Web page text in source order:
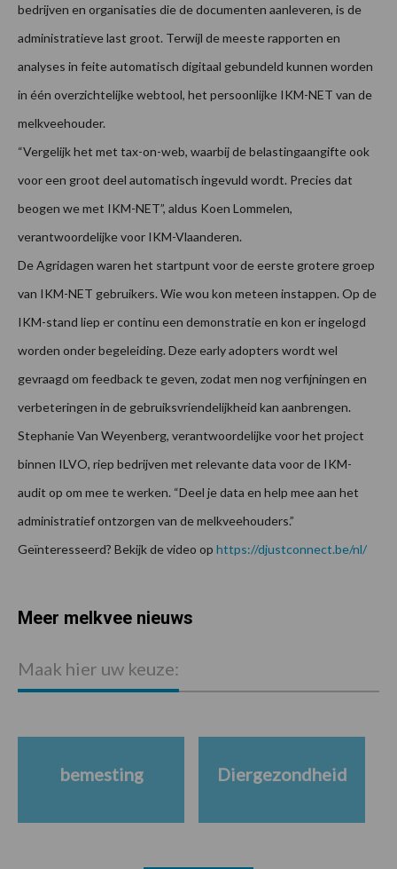
bedrijven en organisaties die de documenten aanleveren, is de
administratieve last groot. Terwijl de meeste rapporten en
analyses in feite automatisch digitaal gebundeld kunnen worden
in één overzichtelijke webtool, het persoonlijke IKM-NET van de
melkveehouder.
“Vergelijk het met tax-on-web, waarbij de belastingaangifte ook
voor een groot deel automatisch ingevuld wordt. Precies dat
beogen we met IKM-NET”, aldus Koen Lommelen,
verantwoordelijke voor IKM-Vlaanderen.
De Agridagen waren het startpunt voor de eerste grotere groep
van IKM-NET gebruikers. Wie wou kon meteen instappen. Op de
IKM-stand liep er continu een demonstratie en kon er ingelogd
worden onder begeleiding. Deze early adopters wordt wel
gevraagd om feedback te geven, zodat men nog verfijningen en
verbeteringen in de gebruiksvriendelijkheid kan aanbrengen.
Stephanie Van Weyenberg, verantwoordelijke voor het project
binnen ILVO, riep bedrijven met relevante data voor de IKM-
audit op om mee te werken. “Deel je data en help mee aan het
administratief ontzorgen van de melkveehouders.”
Geïnteresseerd? Bekijk de video op https://djustconnect.be/nl/
Meer melkvee nieuws
Maak hier uw keuze:
bemesting Diergezondheid